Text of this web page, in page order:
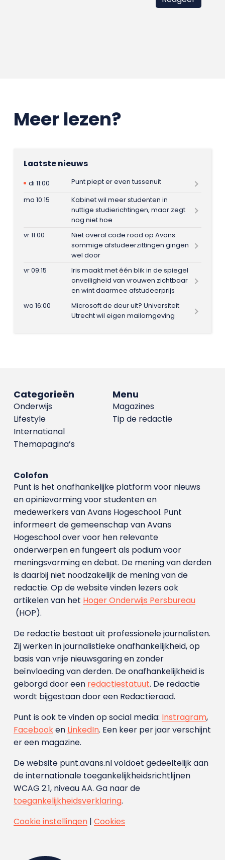
Meer lezen?
Laatste nieuws
di 11:00
Punt piept er even tussenuit
ma 10:15
Kabinet wil meer studenten in
nuttige studierichtingen, maar zegt
nog niet hoe
vr 11:00
Niet overal code rood op Avans:
sommige afstudeerzittingen gingen
wel door
vr 09:15
Iris maakt met één blik in de spiegel
onveiligheid van vrouwen zichtbaar
en wint daarmee afstudeerprijs
wo 16:00
Microsoft de deur uit? Universiteit
Utrecht wil eigen mailomgeving
Menu
Magazines
Tip de redactie
Categorieën
Onderwijs
Lifestyle
International
Themapagina’s
Colofon
Punt is het onafhankelijke platform voor nieuws
en opinievorming voor studenten en
medewerkers van Avans Hoge­school. Punt
informeert de gemeenschap van Avans
Hogeschool over voor hen relevante
onderwerpen en fungeert als podium voor
meningsvorming en debat. De mening van derden
is daarbij niet noodzakelijk de mening van de
redactie. Op de website vinden lezers ook
artikelen van het Hoger Onderwijs Persbureau
(HOP).
De redactie bestaat uit professionele journalisten.
Zij werken in journalistieke onafhankelijkheid, op
basis van vrije nieuwsgaring en zonder
beïnvloeding van derden. De onafhankelijkheid is
geborgd door een redactiestatuut. De redactie
wordt bijgestaan door een Redactieraad.
Punt is ook te vinden op social media: Instragram,
Facebooken LinkedIn. Een keer per jaar verschijnt
er een magazine.
De website punt.avans.nl voldoet gedeeltelijk aan
de internationale toegankelijkheidsrichtlijnen
WCAG 2.1, niveau AA. Ga naar de
toegankelijkheidsverklaring.
Cookie instellingen| Cookies